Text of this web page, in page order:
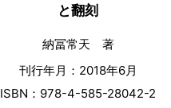
と翻刻
納冨常天 著
刊行年月：2018年6月
ISBN：978-4-585-28042-2